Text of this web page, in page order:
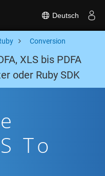
Deutsch
Conversion
XLS bis PDFA
oder Ruby SDK
To